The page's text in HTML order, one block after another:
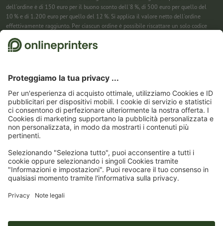
dell'ordine è di 150 euro per il buono sconto dell'8 %, di 500 euro per quello del
10 % e di 1.200 euro per quello del 12 %. Si applica il valore netto dell'ordine
effettivamente raggiunto. Per ciascun ordine è possibile riscattare un solo codice
con ulteriori iniziative promozionali. La promozione è valida fino al 31/08/2026
(incluso).
un semplice clic. Solo allora ti invieremo il codice sconto e la prossima newsletter.
Puoi naturalmente annullare la registrazione in qualsiasi momento. Utilizzabile
una sola volta. Non è richiesto un valore minimo dell’ordine. Importo massimo dello
sconto: 150 € sul valore dell'ordine (al netto). Pagamento in contanti non previsto.
L’offerta non può essere cumulata con altre promozioni o codici sconto.Il buono è
valido per sei settimane dalla ricezione.
3
calendari. Utilizzabile più volte. Pagamento in contanti non previsto. Non
cumulabile con ulteriori iniziative promozionali. Valido fino al 31/08/2026
compreso
calendari. Utilizzabile più volte. Pagamento in contanti non previsto. Non